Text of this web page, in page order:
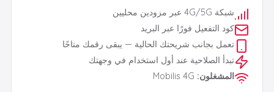
شبكة 4G/5G عبر مزودين محليين
كود التفعيل فورًا عبر البريد
تعمل بجانب شريحتك الحالية — يبقى رقمك متاحًا
تبدأ الصلاحية عند أول استخدام في وجهتك
المشغلون:
Mobilis 4G